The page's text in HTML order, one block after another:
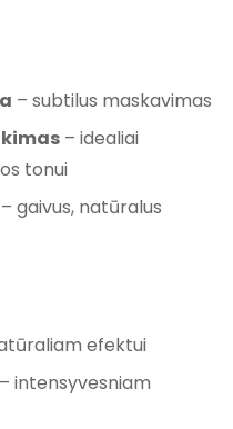
– subtilus maskavimas
– idealiai
tonui
– gaivus, natūralus
efektui
intensyvesniam